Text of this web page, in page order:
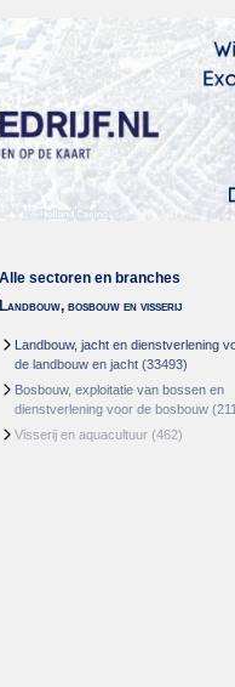
Alle sectoren en branches
Landbouw, bosbouw en visserij
Landbouw, jacht en dienstverlening
de landbouw en jacht (33493)
Bosbouw, exploitatie van bossen en
dienstverlening voor de bosbouw
Visserij en aquacultuur (462)